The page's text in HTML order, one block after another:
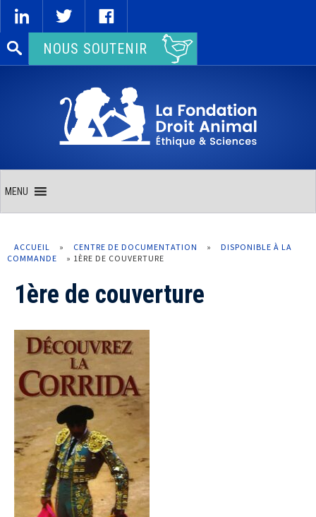
Rechercher :NOUS SOUTENIR
MENU
ACCUEIL » CENTRE DE DOCUMENTATION »
DISPONIBLE À LA
COMMANDE
» 1ÈRE DE COUVERTURE
1ère de couverture